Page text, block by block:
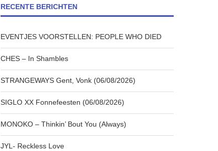
RECENTE BERICHTEN
EVENTJES VOORSTELLEN: PEOPLE WHO DIED
CHES – In Shambles
STRANGEWAYS Gent, Vonk (06/08/2026)
SIGLO XX Fonnefeesten (06/08/2026)
MONOKO – Thinkin’ Bout You (Always)
JYL- Reckless Love